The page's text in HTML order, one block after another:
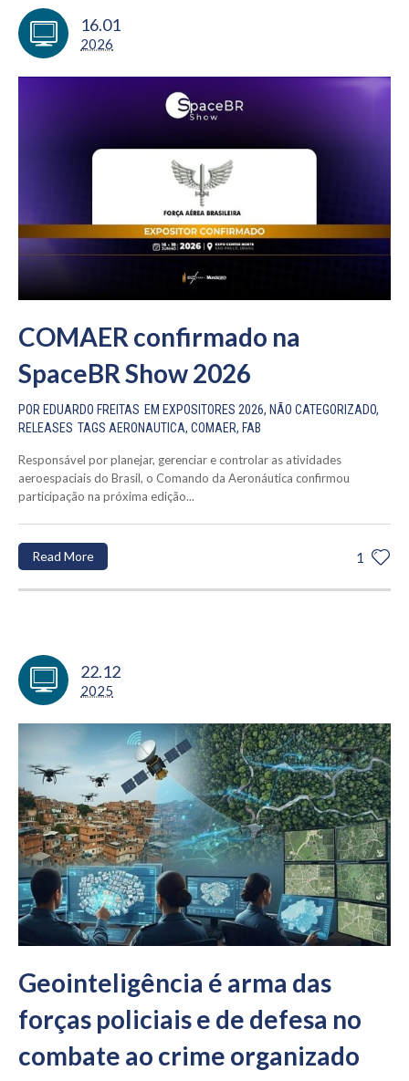
16.01
2026
COMAER confirmado na
SpaceBR Show 2026
POR EDUARDO FREITAS EM EXPOSITORES 2026, NÃO CATEGORIZADO,
RELEASES TAGS AERONAUTICA, COMAER, FAB
Responsável por planejar, gerenciar e controlar as atividades
aeroespaciais do Brasil, o Comando da Aeronáutica confirmou
participação na próxima edição...
1
Read More
22.12
2025
Geointeligência é arma das
forças policiais e de defesa no
combate ao crime organizado